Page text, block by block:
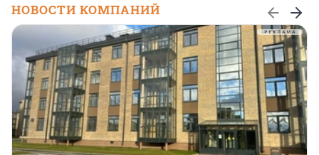
НОВОСТИ КОМПАНИЙ